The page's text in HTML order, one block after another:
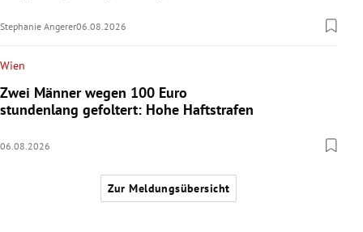
Stephanie Angerer06.08.2026
Wien
Zwei Männer wegen 100 Euro
stundenlang gefoltert: Hohe Haftstrafen
06.08.2026
Zur Meldungsübersicht